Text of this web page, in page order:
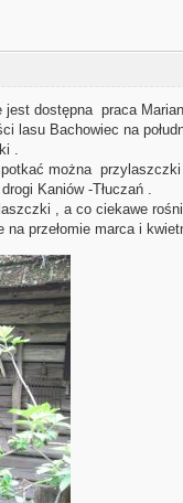
dostępna praca
lasu Bachowiec na
.
można
Kaniów -Tłuczań .
, a co ciekawe
przełomie marca i